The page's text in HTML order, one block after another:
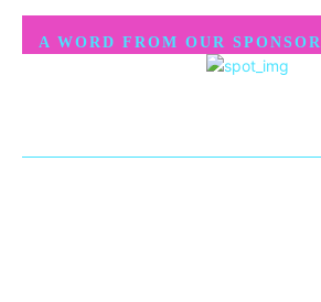
A WORD FROM OUR SPONSOR